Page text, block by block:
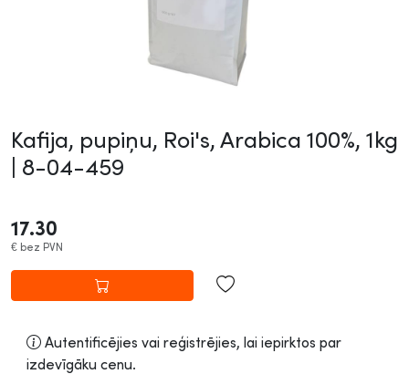
Kafija, pupiņu, Roi's, Arabica 100%, 1kg
| 8-04-459
17.30
€ bez PVN
Autentificējies vai reģistrējies, lai iepirktos par
izdevīgāku cenu.